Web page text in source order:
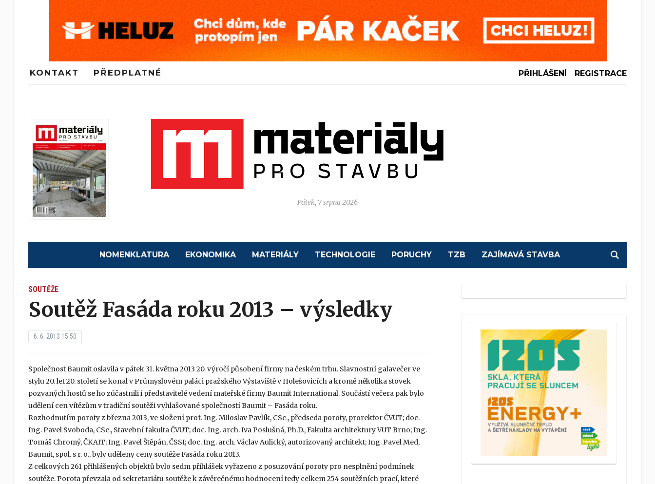
KONTAKT PŘEDPLATNÉ PŘIHLÁŠENÍ REGISTRACE
Pátek, 7 srpna 2026
NOMENKLATURA EKONOMIKA MATERIÁLY TECHNOLOGIE PORUCHY TZB ZAJÍMAVÁ STAVBA
SOUTĚŽE
Soutěž Fasáda roku 2013 – výsledky
6. 6. 2013 15:50
Společnost Baumit oslavila v pátek 31. května 2013 20. výročí působení firmy na českém trhu. Slavnostní galavečer ve
stylu 20. let 20. století se konal v Průmyslovém paláci pražského Výstaviště v Holešovicích a kromě několika stovek
pozvaných hostů se ho zúčastnili i představitelé vedení mateřské firmy Baumit International. Součástí večera pak bylo
udělení cen vítězům v tradiční soutěži vyhlašované společností Baumit – Fasáda roku.
Rozhodnutím poroty z března 2013, ve složení prof. Ing. Miloslav Pavlík, CSc., předseda poroty, prorektor ČVUT; doc.
Ing. Pavel Svoboda, CSc., Stavební fakulta ČVUT; doc. Ing. arch. Iva Poslušná, Ph.D., Fakulta architektury VUT Brno; Ing.
Tomáš Chromý, ČKAIT; Ing. Pavel Štěpán, ČSSI; doc. Ing. arch. Václav Aulický, autorizovaný architekt; Ing. Pavel Med,
Baumit, spol. s r. o., byly uděleny ceny soutěže Fasáda roku 2013.
Z celkových 261 přihlášených objektů bylo sedm přihlášek vyřazeno z posuzování poroty pro nesplnění podmínek
soutěže. Porota převzala od sekretariátu soutěže k závěrečnému hodnocení tedy celkem 254 soutěžních prací, které